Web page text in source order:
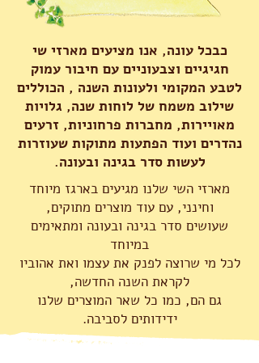
כבכל עונה, אנו מציעים מארזי שי
חגיגיים וצבעוניים עם חיבור עמוק
לטבע המקומי ולעונות השנה , הכוללים
שילוב משמח של לוחות שנה, גלויות
מאויירות, מחברות פרחוניות, זרעים
נהדרים ועוד הפתעות מתוקות שעוזרות
לעשות סדר בגינה ובעונה.
מארזי השי שלנו מגיעים בארגז מיוחד
וחינני, עם עוד מוצרים מתוקים,
שעושים סדר בגינה ובעונה ומתאימים
במיוחד
לכל מי שרוצה לפנק את עצמו ואת אהוביו
לקראת השנה החדשה,
גם הם, כמו כל שאר המוצרים שלנו
ידידותים לסביבה.